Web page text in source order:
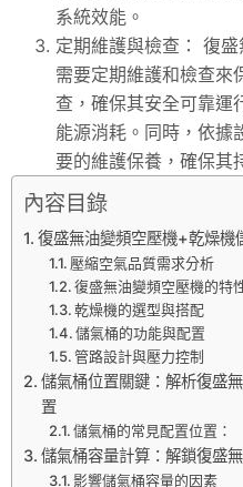
系統效能。
定期維護與檢查： 復
需要定期維護和檢查來
查，確保其安全可靠運
能源消耗。同時，依據
要的維護保養，確保其
內容目錄
復盛無油變頻空壓機+乾燥機
壓縮空氣品質需求分析
復盛無油變頻空壓機的特
乾燥機的選型與搭配
儲氣桶的功能與配置
管路設計與壓力控制
儲氣桶位置關鍵：解析復盛
置
儲氣桶的常見配置位置：
儲氣桶容量計算：解鎖復盛
影響儲氣桶容量的因素